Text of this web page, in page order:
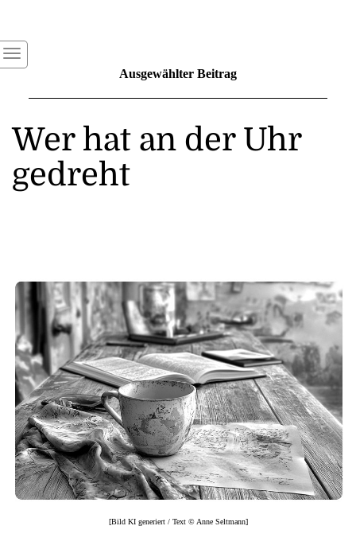
Ausgewählter Beitrag
Wer hat an der Uhr
gedreht
[Bild KI generiert / Text © Anne Seltmann]